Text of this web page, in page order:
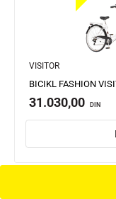
VISITOR
31.030,00 DIN